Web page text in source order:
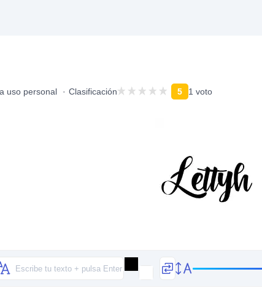
uso personal Clasificación 5 1 voto